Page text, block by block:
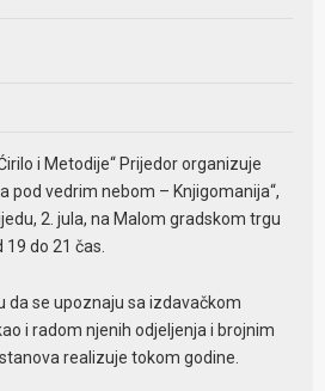
i Metodije“ Prijedor organizuje
pod vedrim nebom – Knjigomanija“,
2. jula, na Malom gradskom trgu
do 21 čas.
da se upoznaju sa izdavačkom
i radom njenih odjeljenja i brojnim
realizuje tokom godine.